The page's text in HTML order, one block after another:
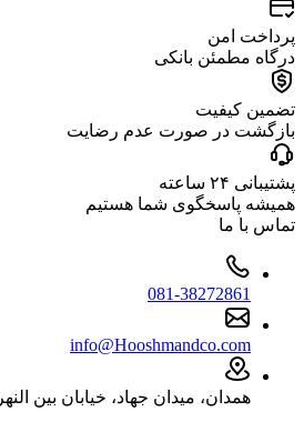
پرداخت امن
درگاه مطمئن بانکی
تضمین کیفیت
بازگشت در صورت عدم رضایت
پشتیبانی ۲۴ ساعته
همیشه پاسخگوی شما هستیم
تماس با ما
081-38272861
info@Hooshmandco.com
همدان، میدان جهاد، خیابان بین